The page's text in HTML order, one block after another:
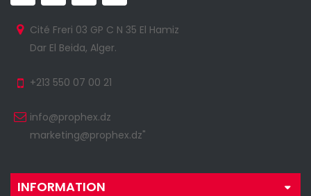
Cité Freri 03 GP C N 35 El Hamiz
Dar El Beida, Alger.
+213 550 07 00 21
info@prophex.dz
marketing@prophex.dz"
INFORMATION